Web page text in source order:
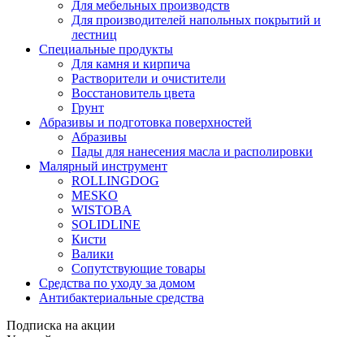
Для мебельных производств
Для производителей напольных покрытий и
лестниц
Специальные продукты
Для камня и кирпича
Растворители и очистители
Восстановитель цвета
Грунт
Абразивы и подготовка поверхностей
Абразивы
Пады для нанесения масла и располировки
Малярный инструмент
ROLLINGDOG
MESKO
WISTOBA
SOLIDLINE
Кисти
Валики
Сопутствующие товары
Средства по уходу за домом
Антибактериальные средства
Подписка на акции